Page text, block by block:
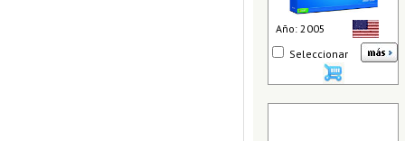
Año: 2005
Seleccionar